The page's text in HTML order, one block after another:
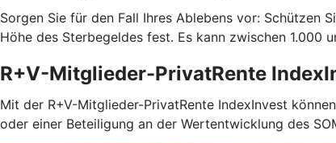
Sorgen Sie für den Fall Ihres Ablebens vor: Schützen
Höhe des Sterbegeldes fest. Es kann zwischen 1.000
R+V-Mitglieder-PrivatRente
Mit der R+V-Mitglieder-PrivatRente IndexInvest
oder einer Beteiligung an der Wertentwicklung des